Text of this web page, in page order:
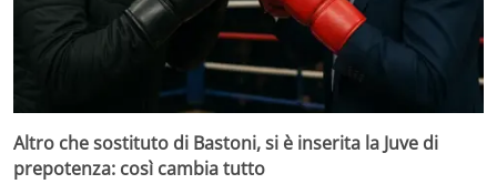
Altro che sostituto di Bastoni, si è inserita la Juve di
prepotenza: così cambia tutto